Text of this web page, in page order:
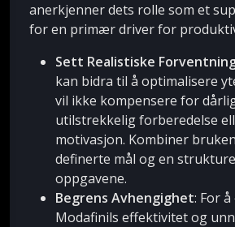
anerkjenner dets rolle som et
for en primær driver for
Sett Realistiske
kan bidra til å optimalisere
vil ikke kompensere for
utilstrekkelig forberedelse
motivasjon. Kombiner
definerte mål og en
oppgavene.
Begrens Avhengighet: For
Modafinils effektivitet og